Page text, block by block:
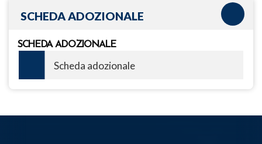
SCHEDA ADOZIONALE
SCHEDA ADOZIONALE
Scheda adozionale